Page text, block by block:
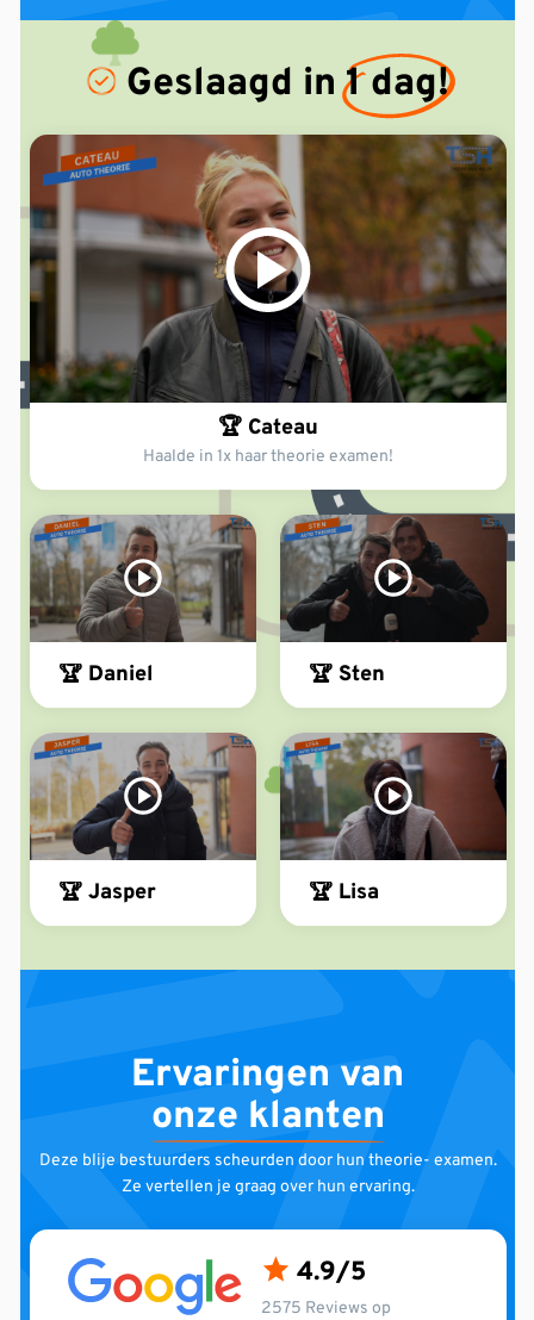
Geslaagd in1 dag!
🏆 Cateau
Haalde in 1x haar theorie examen!
🏆 Daniel 🏆 Sten
🏆 Jasper 🏆 Lisa
Ervaringen van
onze klanten
Deze blije bestuurders scheurden door hun theorie- examen.
Ze vertellen je graag over hun ervaring.
4.9
2575 Reviews op